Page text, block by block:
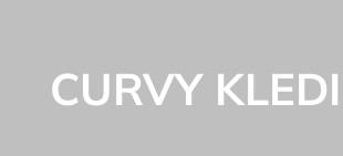
CURVY